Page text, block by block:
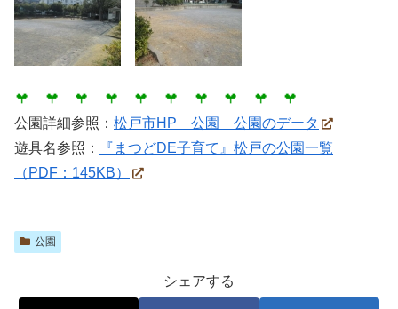
公園詳細参照： 松戸市HP 公園 公園のデータ
遊具名参照：
『まつどDE子育て』松戸の公園一覧
（PDF：145KB）
公園
シェアする